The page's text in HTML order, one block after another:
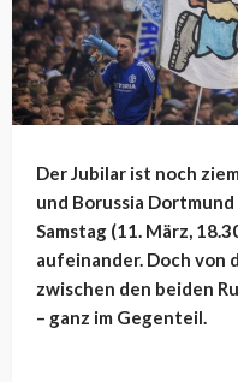
Der Jubilar ist noch
und Borussia
Samstag (11. März,
aufeinander. Doch von
zwischen den beiden
– ganz im Gegenteil.